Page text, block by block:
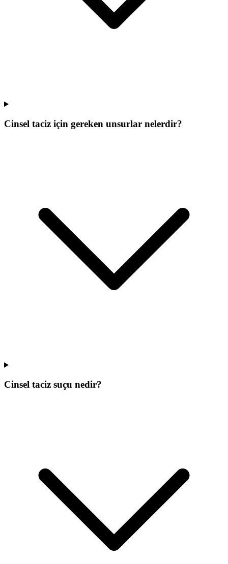
Cinsel taciz için gereken unsurlar nelerdir?
Cinsel taciz suçu nedir?